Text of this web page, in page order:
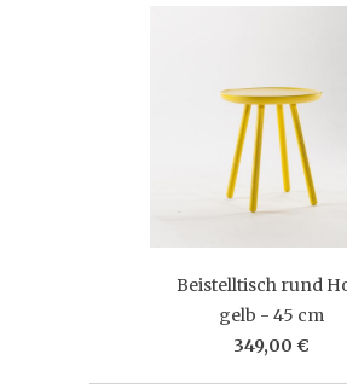
Beistelltisch rund
gelb - 45 cm
349,00 €